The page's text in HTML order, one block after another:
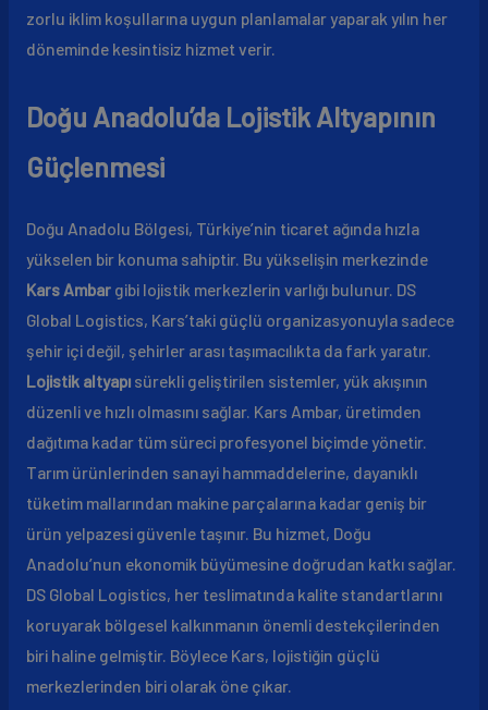
zorlu iklim koşullarına uygun planlamalar yaparak yılın her
döneminde kesintisiz hizmet verir.
Doğu Anadolu’da Lojistik Altyapının
Güçlenmesi
Doğu Anadolu Bölgesi, Türkiye’nin ticaret ağında hızla
yükselen bir konuma sahiptir. Bu yükselişin merkezinde
Kars Ambargibi lojistik merkezlerin varlığı bulunur. DS
Global Logistics, Kars’taki güçlü organizasyonuyla sadece
şehir içi değil, şehirler arası taşımacılıkta da fark yaratır.
Lojistik altyapısürekli geliştirilen sistemler, yük akışının
düzenli ve hızlı olmasını sağlar. Kars Ambar, üretimden
dağıtıma kadar tüm süreci profesyonel biçimde yönetir.
Tarım ürünlerinden sanayi hammaddelerine, dayanıklı
tüketim mallarından makine parçalarına kadar geniş bir
ürün yelpazesi güvenle taşınır. Bu hizmet, Doğu
Anadolu’nun ekonomik büyümesine doğrudan katkı sağlar.
DS Global Logistics, her teslimatında kalite standartlarını
koruyarak bölgesel kalkınmanın önemli destekçilerinden
biri haline gelmiştir. Böylece Kars, lojistiğin güçlü
merkezlerinden biri olarak öne çıkar.